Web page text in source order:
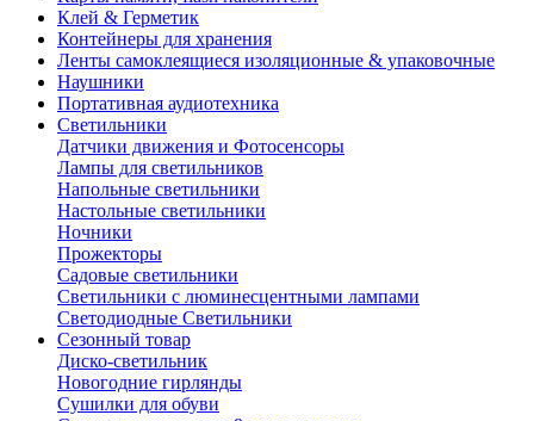
Клей & Герметик
Контейнеры для хранения
Ленты самоклеящиеся изоляционные & упаковочные
Наушники
Портативная аудиотехника
Светильники
Датчики движения и Фотосенсоры
Лампы для светильников
Напольные светильники
Настольные светильники
Ночники
Прожекторы
Садовые светильники
Светильники с люминесцентными лампами
Светодиодные Светильники
Сезонный товар
Диско-светильник
Новогодние гирлянды
Сушилки для обуви